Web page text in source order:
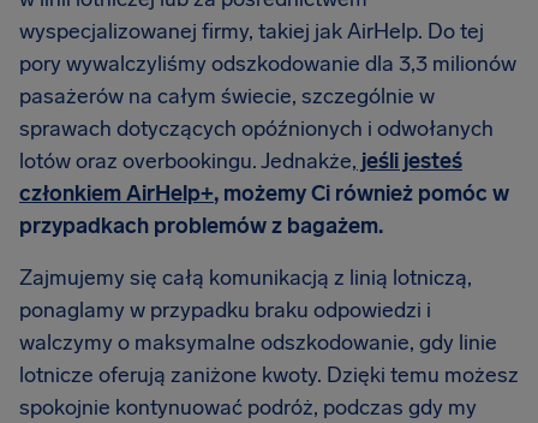
wyspecjalizowanej firmy, takiej jak AirHelp. Do tej
pory wywalczyliśmy odszkodowanie dla 3,3 milionów
pasażerów na całym świecie, szczególnie w
sprawach dotyczących opóźnionych i odwołanych
lotów oraz overbookingu. Jednakże, jeśli jesteś
członkiem AirHelp+, możemy Ci również pomóc w
przypadkach problemów z bagażem.
Zajmujemy się całą komunikacją z linią lotniczą,
ponaglamy w przypadku braku odpowiedzi i
walczymy o maksymalne odszkodowanie, gdy linie
lotnicze oferują zaniżone kwoty. Dzięki temu możesz
spokojnie kontynuować podróż, podczas gdy my